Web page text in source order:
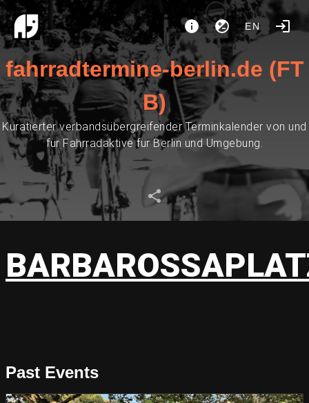
EN
fahrradtermine-berlin.de (FT
B)
Kuratierter verbandsübergreifender Terminkalender von und
für Fahrradaktive für Berlin und Umgebung.
Past Events